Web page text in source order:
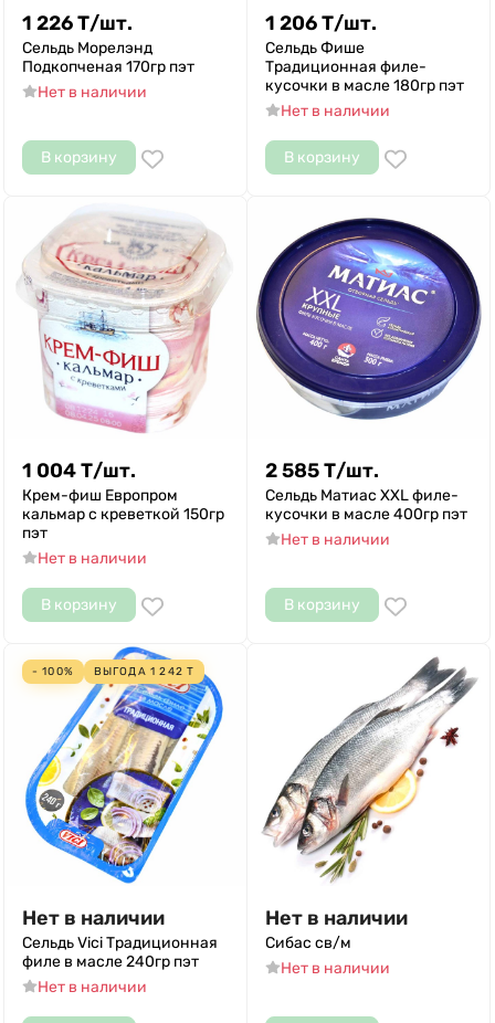
1 226Т/шт.
Сельдь Морелэнд
Подкопченая 170гр пэт
Нет в наличии
В корзину
1 206Т/шт.
Сельдь Фише
Традиционная филе-
кусочки в масле 180гр пэт
Нет в наличии
В корзину
1 004Т/шт.
Крем-фиш Европром
кальмар с креветкой 150гр
пэт
Нет в наличии
В корзину
2 585Т/шт.
Сельдь Матиас XXL филе-
кусочки в масле 400гр пэт
Нет в наличии
В корзину
- 100% ВЫГОДА 1 242 Т
Нет в наличии
Сельдь Vici Традиционная
филе в масле 240гр пэт
Нет в наличии
Нет в наличии
Сибас св/м
Нет в наличии